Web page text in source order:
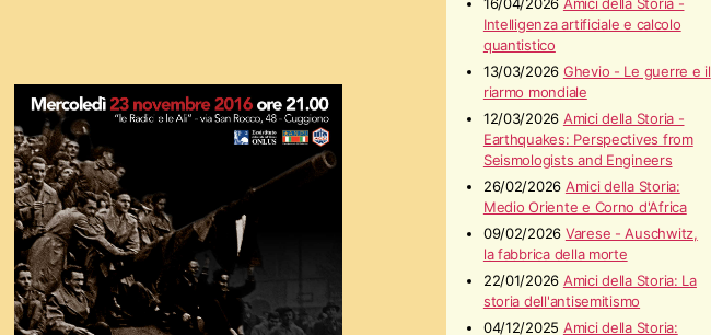
Intelligenza artificiale e calcolo
quantistico
13/03/2026 Ghevio - Le guerre e il
riarmo mondiale
12/03/2026 Amici della Storia -
Earthquakes: Perspectives from
Seismologists and Engineers
26/02/2026 Amici della Storia:
Medio Oriente e Corno d'Africa
09/02/2026 Varese - Auschwitz,
la fabbrica della morte
22/01/2026 Amici della Storia: La
storia dell'antisemitismo
04/12/2025 Amici della Storia: